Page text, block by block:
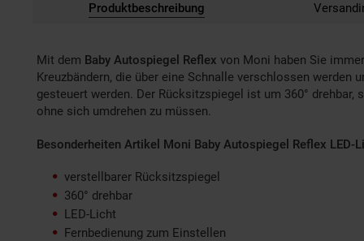
Produktbeschreibung
Mit dem Baby Autospiegel Reflex von Moni haben Sie
Kreuzbändern, die über eine Schnalle verschlossen
gesteuert werden. Der Rücksitzspiegel ist um 360°
ohne sich umdrehen zu müssen.
Besonderheiten Artikel Moni Baby Autospiegel Reflex
verstellbarer Rücksitzspiegel
360° drehbar
LED-Licht
Fernbedienung zum Einstellen